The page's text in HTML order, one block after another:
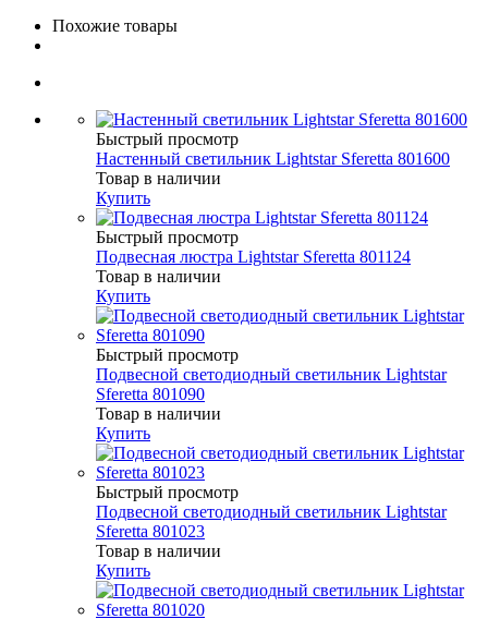
Похожие товары
Быстрый просмотр
Настенный светильник Lightstar Sferetta 801600
Товар в наличии
Купить
Быстрый просмотр
Подвесная люстра Lightstar Sferetta 801124
Товар в наличии
Купить
Быстрый просмотр
Подвесной светодиодный светильник Lightstar
Sferetta 801090
Товар в наличии
Купить
Быстрый просмотр
Подвесной светодиодный светильник Lightstar
Sferetta 801023
Товар в наличии
Купить